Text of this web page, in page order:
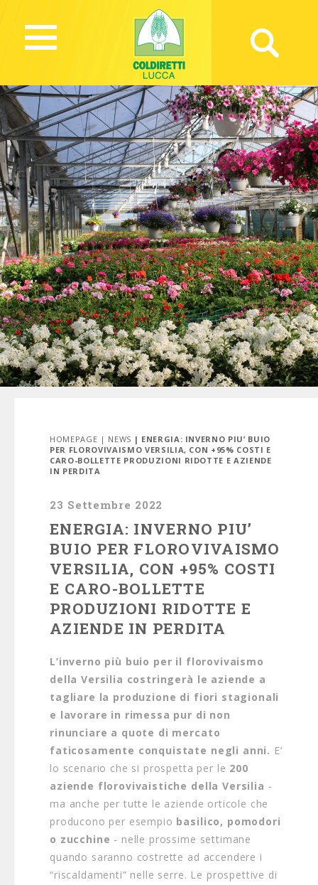
1422 Views
HOMEPAGE | NEWS | ENERGIA: INVERNO PIU’ BUIO
PER FLOROVIVAISMO VERSILIA, CON +95% COSTI E
CARO-BOLLETTE PRODUZIONI RIDOTTE E AZIENDE
IN PERDITA
23 Settembre 2022
ENERGIA: INVERNO PIU’
BUIO PER FLOROVIVAISMO
VERSILIA, CON +95% COSTI
E CARO-BOLLETTE
PRODUZIONI RIDOTTE E
AZIENDE IN PERDITA
L’inverno più buio per il florovivaismo
della Versilia costringerà le aziende a
tagliare la produzione di fiori stagionali
e lavorare in rimessa pur di non
rinunciare a quote di mercato
faticosamente conquistate negli anni. E’
lo scenario che si prospetta per le 200
aziende florovivaistiche della Versilia -
ma anche per tutte le aziende orticole che
producono per esempio basilico, pomodori
o zucchine - nelle prossime settimane
quando saranno costrette ad accendere i
“riscaldamenti” nelle serre. Le prospettive di